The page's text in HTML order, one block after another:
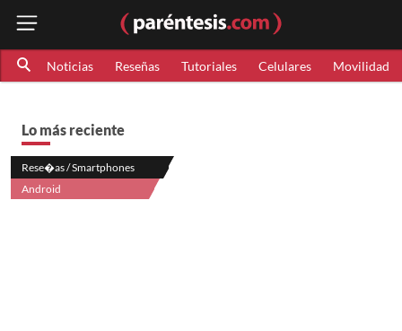
Noticias Reseñas Tutoriales Celulares Movilidad
Lo más reciente
Rese�as / Smartphones
Android